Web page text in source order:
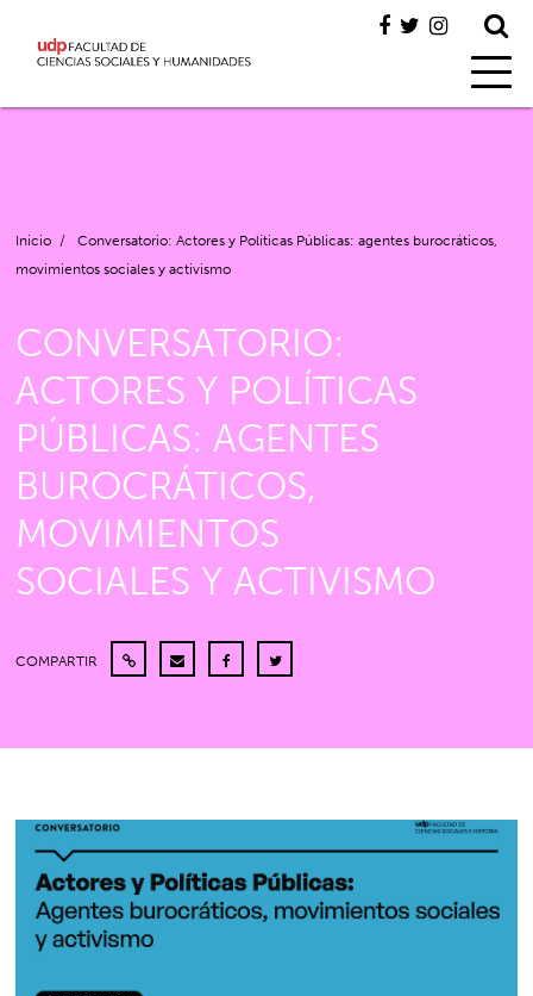
Inicio /
Conversatorio: Actores y Políticas Públicas: agentes burocráticos,
movimientos sociales y activismo
CONVERSATORIO:
ACTORES Y POLÍTICAS
PÚBLICAS: AGENTES
BUROCRÁTICOS,
MOVIMIENTOS
SOCIALES Y ACTIVISMO
COMPARTIR